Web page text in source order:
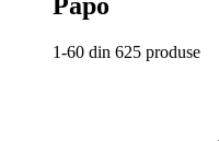
1-60 din 625 produse